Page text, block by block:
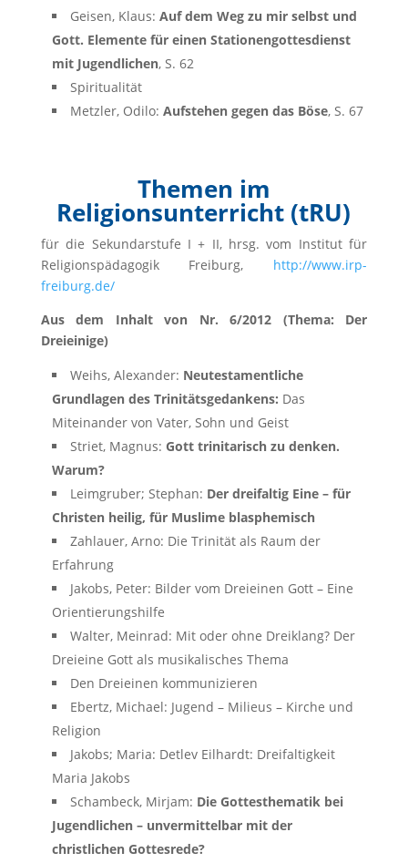
Geisen, Klaus: Auf dem Weg zu mir selbst und
Gott. Elemente für einen Stationengottesdienst
mit Jugendlichen, S. 62
Spiritualität
Metzler, Odilo: Aufstehen gegen das Böse, S. 67
Themen im
Religionsunterricht (tRU)
für die Sekundarstufe I + II, hrsg. vom Institut für
Religionspädagogik Freiburg, http://www.irp-
freiburg.de/
Aus dem Inhalt von Nr. 6/2012 (Thema: Der
Dreieinige)
Weihs, Alexander: Neutestamentliche
Grundlagen des Trinitätsgedankens: Das
Miteinander von Vater, Sohn und Geist
Striet, Magnus: Gott trinitarisch zu denken.
Warum?
Leimgruber; Stephan: Der dreifaltig Eine – für
Christen heilig, für Muslime blasphemisch
Zahlauer, Arno: Die Trinität als Raum der
Erfahrung
Jakobs, Peter: Bilder vom Dreieinen Gott – Eine
Orientierungshilfe
Walter, Meinrad: Mit oder ohne Dreiklang? Der
Dreieine Gott als musikalisches Thema
Den Dreieinen kommunizieren
Ebertz, Michael: Jugend – Milieus – Kirche und
Religion
Jakobs; Maria: Detlev Eilhardt: Dreifaltigkeit
Maria Jakobs
Schambeck, Mirjam: Die Gottesthematik bei
Jugendlichen – unvermittelbar mit der
christlichen Gottesrede?